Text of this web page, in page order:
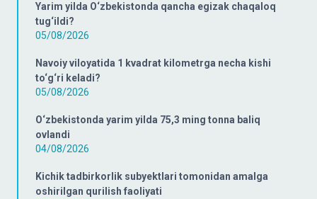
Yarim yilda O‘zbekistonda qancha egizak chaqaloq
tug‘ildi?
05/08/2026
Navoiy viloyatida 1 kvadrat kilometrga necha kishi
to‘g‘ri keladi?
05/08/2026
O‘zbekistonda yarim yilda 75,3 ming tonna baliq
ovlandi
04/08/2026
Kichik tadbirkorlik subyektlari tomonidan amalga
oshirilgan qurilish faoliyati